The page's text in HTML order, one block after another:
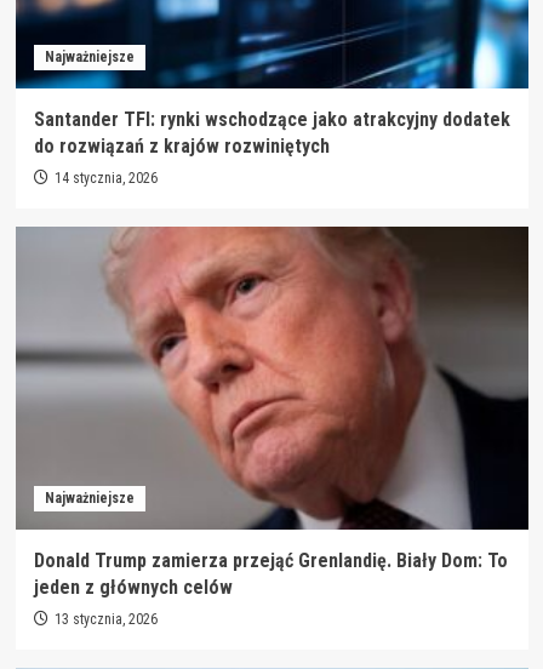
Najważniejsze
Santander TFI: rynki wschodzące jako atrakcyjny dodatek
do rozwiązań z krajów rozwiniętych
14 stycznia, 2026
Najważniejsze
Donald Trump zamierza przejąć Grenlandię. Biały Dom: To
jeden z głównych celów
13 stycznia, 2026